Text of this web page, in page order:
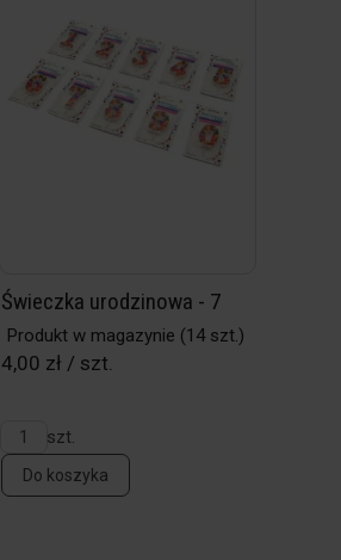
Świeczka urodzinowa - 7
Produkt w magazynie (14 szt.)
4,00 zł / szt.
szt.
Do koszyka